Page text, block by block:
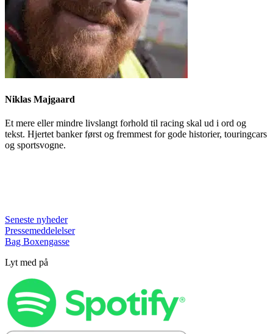
Niklas Majgaard
Et mere eller mindre livslangt forhold til racing skal ud i ord og
tekst. Hjertet banker først og fremmest for gode historier, touringcars
og sportsvogne.
Seneste nyheder
Pressemeddelelser
Bag Boxengasse
Lyt med på